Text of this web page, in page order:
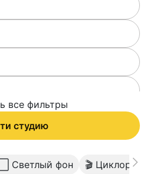
все фильтры
студию
⬜️ Светлый фон 🎬